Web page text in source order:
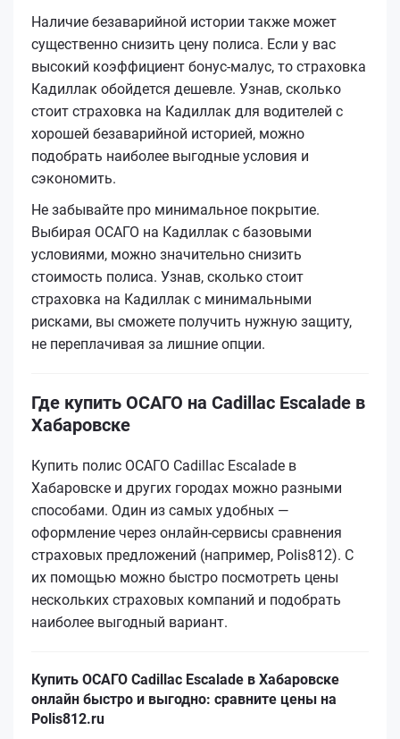
Наличие безаварийной истории также может
существенно снизить цену полиса. Если у вас
высокий коэффициент бонус-малус, то страховка
Кадиллак обойдется дешевле. Узнав, сколько
стоит страховка на Кадиллак для водителей с
хорошей безаварийной историей, можно
подобрать наиболее выгодные условия и
сэкономить.
Не забывайте про минимальное покрытие.
Выбирая ОСАГО на Кадиллак с базовыми
условиями, можно значительно снизить
стоимость полиса. Узнав, сколько стоит
страховка на Кадиллак с минимальными
рисками, вы сможете получить нужную защиту,
не переплачивая за лишние опции.
Где купить ОСАГО на Cadillac Escalade в
Хабаровске
Купить полис ОСАГО Cadillac Escalade в
Хабаровске и других городах можно разными
способами. Один из самых удобных —
оформление через онлайн-сервисы сравнения
страховых предложений (например, Polis812). С
их помощью можно быстро посмотреть цены
нескольких страховых компаний и подобрать
наиболее выгодный вариант.
Купить ОСАГО Cadillac Escalade в Хабаровске
онлайн быстро и выгодно: сравните цены на
Polis812.ru